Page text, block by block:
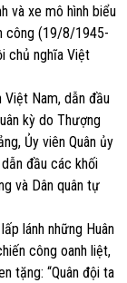
và xe mô hình biểu
công (19/8/1945-
chủ nghĩa Việt
Việt Nam, dẫn đầu
kỳ do Thượng
Ủy viên Quân ủy
đầu các khối
và Dân quân tự
lánh những Huân
công oanh liệt,
tặng: “Quân đội ta